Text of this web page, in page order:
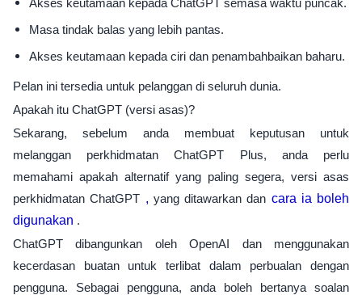
Masa tindak balas yang lebih pantas.
Akses keutamaan kepada ciri dan penambahbaikan baharu.
Pelan ini tersedia untuk pelanggan di seluruh dunia.
Apakah itu ChatGPT (versi asas)?
Sekarang, sebelum anda membuat keputusan untuk
melanggan perkhidmatan ChatGPT Plus, anda perlu
memahami apakah alternatif yang paling segera, versi asas
perkhidmatan ChatGPT , yang ditawarkan dan cara ia boleh
digunakan .
ChatGPT dibangunkan oleh OpenAI dan menggunakan
kecerdasan buatan untuk terlibat dalam perbualan dengan
pengguna. Sebagai pengguna, anda boleh bertanya soalan